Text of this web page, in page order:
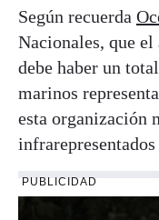
Según recuerda
Nacionales, que
debe haber un
marinos
esta organización
infrarepresentados
PUBLICIDAD